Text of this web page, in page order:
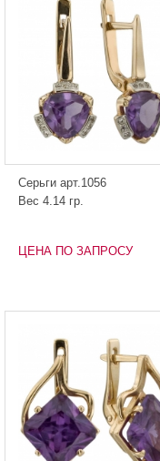
Серьги арт.1056
Вес 4.14 гр.
ЦЕНА ПО ЗАПРОСУ